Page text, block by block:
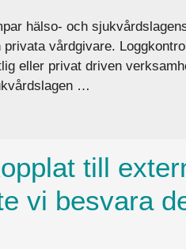
hälso- och
vårdgivare.
eller privat driven
…
till
vi besvara